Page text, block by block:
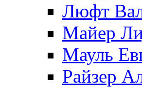
Люфт
Майер
Мауль
Райзер